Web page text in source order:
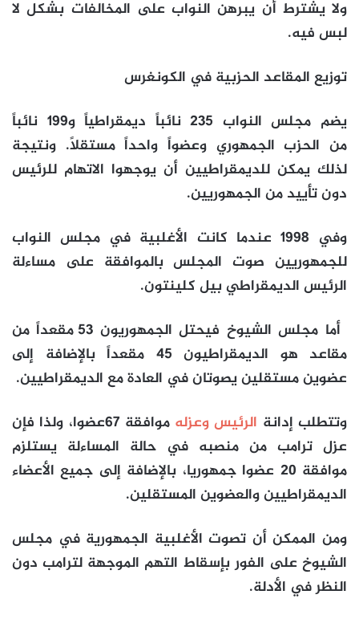
ولا يشترط أن يبرهن النواب على المخالفات بشكل لا
لبس فيه.
توزيع المقاعد الحزبية في الكونغرس
يضم مجلس النواب 235 نائباً ديمقراطياً و199 نائباً
من الحزب الجمهوري وعضواً واحداً مستقلاً. ونتيجة
لذلك يمكن للديمقراطيين أن يوجهوا الاتهام للرئيس
دون تأييد من الجمهوريين.
وفي 1998 عندما كانت الأغلبية في مجلس النواب
للجمهوريين صوت المجلس بالموافقة على مساءلة
الرئيس الديمقراطي بيل كلينتون.
أما مجلس الشيوخ فيحتل الجمهوريون 53 مقعداً من
مقاعد هو الديمقراطيون 45 مقعداً بالإضافة إلى
عضوين مستقلين يصوتان في العادة مع الديمقراطيين.
وتتطلب إدانة الرئيس وعزله
موافقة 67عضوا، ولذا فإن
عزل ترامب من منصبه في حالة المساءلة يستلزم
موافقة 20 عضوا جمهوريا، بالإضافة إلى جميع الأعضاء
الديمقراطيين والعضوين المستقلين.
ومن الممكن أن تصوت الأغلبية الجمهورية في مجلس
الشيوخ على الفور بإسقاط التهم الموجهة لترامب دون
النظر في الأدلة.